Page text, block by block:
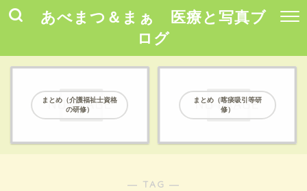
あべまつ＆まぁ 医療と写真ブ
ログ
まとめ（介護福祉士資格
の研修）
まとめ（喀痰吸引等研
修）
― TAG ―